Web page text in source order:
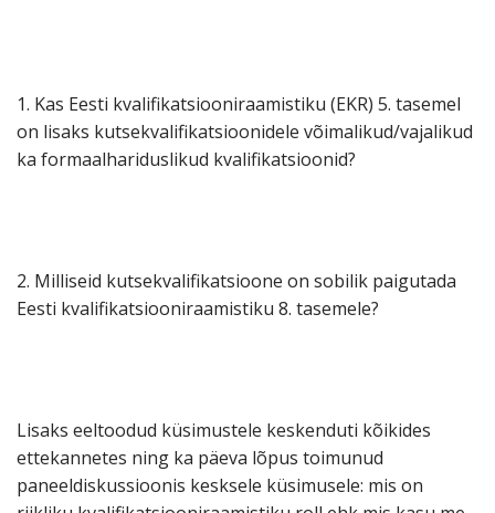
1. Kas Eesti kvalifikatsiooniraamistiku (EKR) 5. tasemel
on lisaks kutsekvalifikatsioonidele võimalikud/vajalikud
ka formaalhariduslikud kvalifikatsioonid?
2. Milliseid kutsekvalifikatsioone on sobilik paigutada
Eesti kvalifikatsiooniraamistiku 8. tasemele?
Lisaks eeltoodud küsimustele keskenduti kõikides
ettekannetes ning ka päeva lõpus toimunud
paneeldiskussioonis kesksele küsimusele: mis on